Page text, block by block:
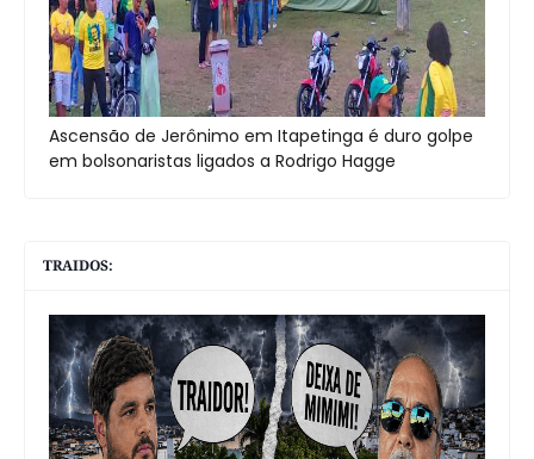
Ascensão de Jerônimo em Itapetinga é duro golpe
em bolsonaristas ligados a Rodrigo Hagge
TRAIDOS: